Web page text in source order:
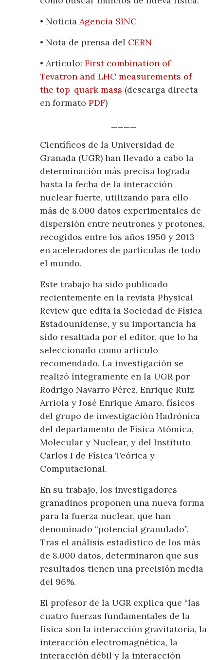
• NoticiaAgencia SINC
• Nota de prensa del CERN
• Artículo:First combination of
Tevatron and LHC measurements of
the top-quark mass (descarga directa
en formatoPDF)
Científicos de la Universidad de
Granada (UGR) han llevado a cabo la
determinación más precisa lograda
hasta la fecha de la interacción
nuclear fuerte, utilizando para ello
más de 8.000 datos experimentales de
dispersión entre neutrones y protones,
recogidos entre los años 1950 y 2013
en aceleradores de partículas de todo
el mundo.
Este trabajo ha sido publicado
recientemente en la revista Physical
Review que edita la Sociedad de Física
Estadounidense, y su importancia ha
sido resaltada por el editor, que lo ha
seleccionado como artículo
recomendado. La investigación se
realizó íntegramente en la UGR por
Rodrigo Navarro Pérez, Enrique Ruiz
Arriola y José Enrique Amaro, físicos
del grupo de investigación Hadrónica
del departamento de Física Atómica,
Molecular y Nuclear, y del Instituto
Carlos I de Física Teórica y
Computacional.
En su trabajo, los investigadores
granadinos proponen una nueva forma
para la fuerza nuclear, que han
denominado “potencial granulado”.
Tras el análisis estadístico de los más
de 8.000 datos, determinaron que sus
resultados tienen una precisión media
del 96%.
El profesor de la UGR explica que “las
cuatro fuerzas fundamentales de la
física son la interacción gravitatoria, la
interacción electromagnética, la
interacción débil y la interacción